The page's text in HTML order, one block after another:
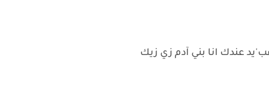
عندك انا بني آدم زي زيك